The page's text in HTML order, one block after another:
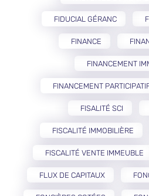
FIDUCIAL GÉRANC
FINANCE
FINANCEMENT
FINANCEMENT
FISALITÉ SCI
FISCALITÉ IMMOBILIÈRE
FISCALITÉ VENTE IMMEUBLE
FLUX DE CAPITAUX